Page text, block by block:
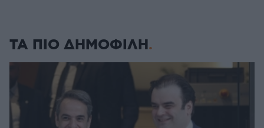
ΤΑ ΠΙΟ ΔΗΜΟΦΙΛΗ